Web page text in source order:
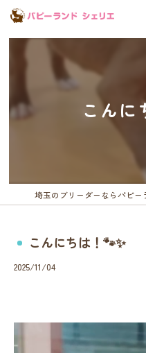
こんに
こんにちは！🐾✨
2025/11/04